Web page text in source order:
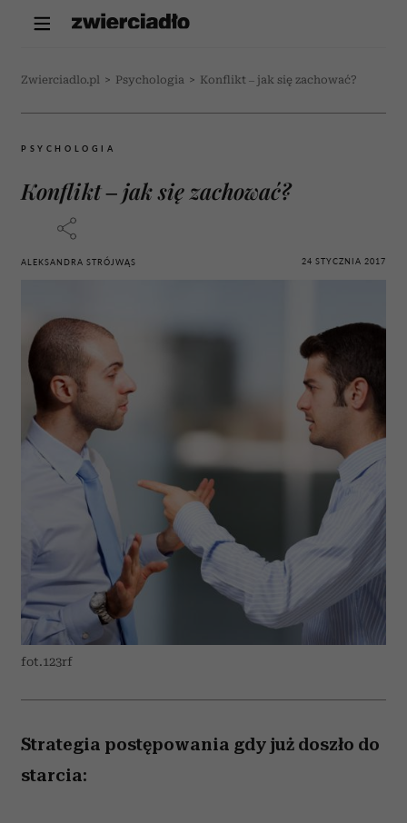
Zwierciadlo.pl > Psychologia > Konflikt – jak się zachować?
PSYCHOLOGIA
Konflikt – jak się zachować?
ALEKSANDRA STRÓJWĄS 24 STYCZNIA 2017
fot.123rf
Strategia postępowania gdy już doszło do
starcia: